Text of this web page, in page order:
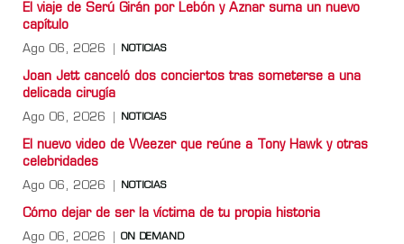
El viaje de Serú Girán por Lebón y Aznar suma un nuevo
capítulo
Ago 06, 2026 NOTICIAS
Joan Jett canceló dos conciertos tras someterse a una
delicada cirugía
Ago 06, 2026 NOTICIAS
El nuevo video de Weezer que reúne a Tony Hawk y otras
celebridades
Ago 06, 2026 NOTICIAS
Cómo dejar de ser la víctima de tu propia historia
Ago 06, 2026 ON DEMAND